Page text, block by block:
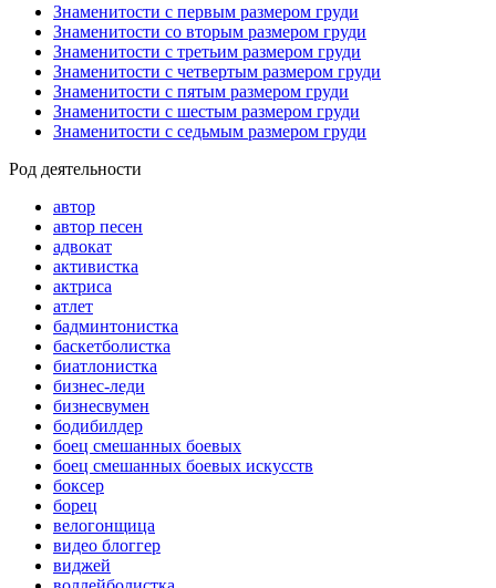
Знаменитости с первым размером груди
Знаменитости со вторым размером груди
Знаменитости с третьим размером груди
Знаменитости с четвертым размером груди
Знаменитости с пятым размером груди
Знаменитости с шестым размером груди
Знаменитости с седьмым размером груди
Род деятельности
автор
автор песен
адвокат
активистка
актриса
атлет
бадминтонистка
баскетболистка
биатлонистка
бизнес-леди
бизнесвумен
бодибилдер
боец смешанных боевых
боец смешанных боевых искусств
боксер
борец
велогонщица
видео блоггер
виджей